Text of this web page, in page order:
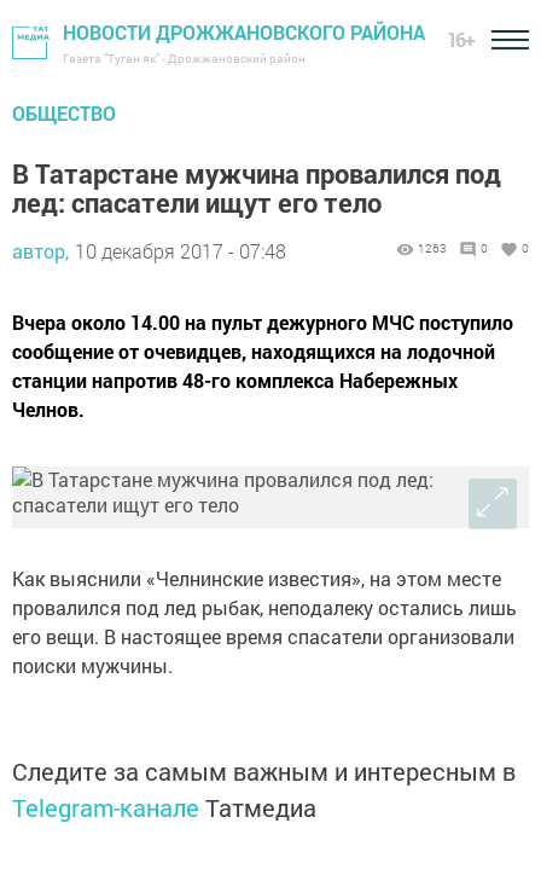
НОВОСТИ ДРОЖЖАНОВСКОГО РАЙОНА
Газета "Туган як" - Дрожжановский район
16+
ОБЩЕСТВО
В Татарстане мужчина провалился под
лед: спасатели ищут его тело
автор, 10 декабря 2017 - 07:48 1263 0 0
Вчера около 14.00 на пульт дежурного МЧС поступило
сообщение от очевидцев, находящихся на лодочной
станции напротив 48-го комплекса Набережных
Челнов.
Как выяснили «Челнинские известия», на этом месте
провалился под лед рыбак, неподалеку остались лишь
его вещи. В настоящее время спасатели организовали
поиски мужчины.
Следите за самым важным и интересным в
Telegram-канале Татмедиа